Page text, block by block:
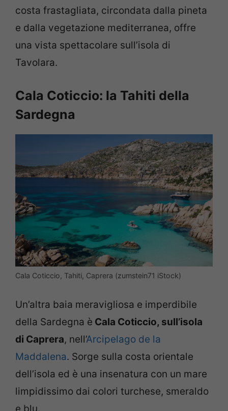
costa frastagliata, circondata dalla pineta
e dalla vegetazione mediterranea, offre
una vista spettacolare sull’isola di
Tavolara.
Cala Coticcio: la Tahiti della
Sardegna
Cala Coticcio, Tahiti, Caprera (zumstein71 iStock)
Un’altra baia meravigliosa e imperdibile
della Sardegna è Cala Coticcio, sull’isola
di Caprera, nell’Arcipelago de la
Maddalena. Sorge sulla costa orientale
dell’isola ed è una insenatura con un mare
limpidissimo dai colori turchese, smeraldo